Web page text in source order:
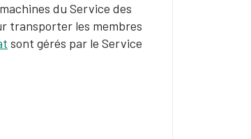
du Service des
transporter les membres
sont gérés par le Service